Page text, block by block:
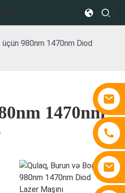
üçün 980nm 1470nm Diod
1470nm